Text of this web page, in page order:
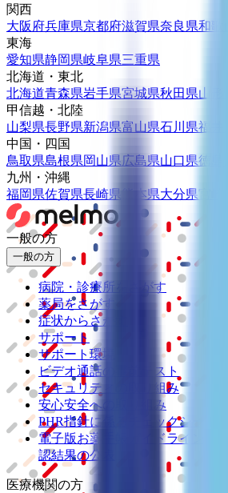
関西
大阪府兵庫県京都府滋賀県奈良県和歌
東海
愛知県静岡県岐阜県三重県
北海道・東北
北海道青森県岩手県宮城県秋田県山形
甲信越・北陸
山梨県長野県新潟県富山県石川県福井
中国・四国
鳥取県島根県岡山県広島県山口県徳島
九州・沖縄
福岡県佐賀県長崎県 熊本県大分県
一般の方
一般の方
病院・診療所をさがす
薬局をさがす
症状からさがす
サポート
サポート環境
ビデオ通話の事前テスト
セキュリティの取り組み
安心安全への取り組み
PHR指針に係るチェックシート
電子版お薬手帳ガイドラインに
認結果の公表
医療機関の方